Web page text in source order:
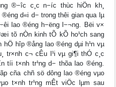
®−îc c¸c n−íc thùc hiÖn kh¸
d«i d− trong thêi gian qua lµ
lao ®éng h−ëng l−¬ng. Bëi v×
tõ nÒn kinh tÕ kÕ ho¹ch sang
hÖ hîp ®ång lao ®éng dµi h¹n vµ
tr×nh c¬ cÊu l¹i vµ gi¶i thÓ c¸c
tíi t×nh tr¹ng d− thõa lao ®éng.
cña chñ sö dông lao ®éng vµo
t×nh tr¹ng mÊt viÖc lµm sau